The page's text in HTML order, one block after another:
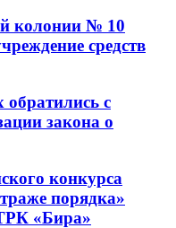
колонии № 10
средств
с
закона о
конкурса
порядка»
«Бира»